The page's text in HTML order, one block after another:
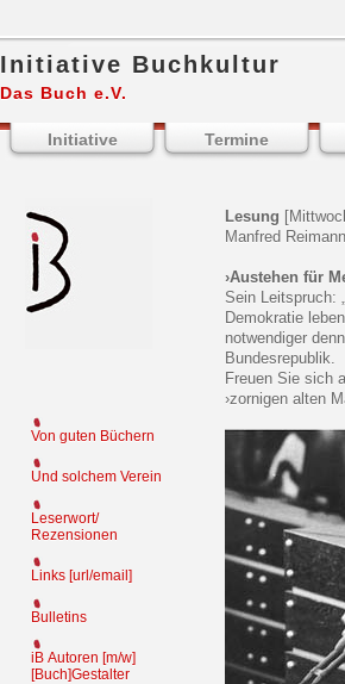
Initiative Buchkultur
Das Buch e.V.
Initiative Termine
Lesung
Manfred
›Austehen für
Sein Leitspruch:
Demokratie
notwendiger
Bundesrepublik.
Freuen Sie sich
›zornigen alten
Von guten Büchern
Und solchem Verein
Leserwort/
Rezensionen
Links [url/email]
Bulletins
iB Autoren [m/w]
[Buch]Gestalter